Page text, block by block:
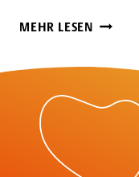
MEHR LESEN STIFTUNG